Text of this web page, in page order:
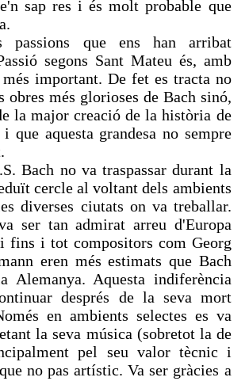
sap res i és molt probable que
passions que ens han arribat
segons Sant Mateu és, amb
important. De fet es tracta no
obres més glorioses de Bach sinó,
la major creació de la història de
que aquesta grandesa no sempre
Bach no va traspassar durant la
cercle al voltant dels ambients
diverses ciutats on va treballar.
ser tan admirat arreu d'Europa
fins i tot compositors com Georg
eren més estimats que Bach
Alemanya. Aquesta indiferència
després de la seva mort
en ambients selectes es va
la seva música (sobretot la de
pel seu valor tècnic i
no pas artístic. Va ser gràcies a